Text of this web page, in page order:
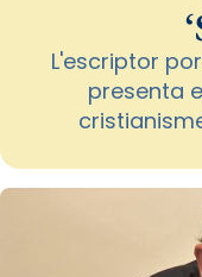
L'escriptor
presenta